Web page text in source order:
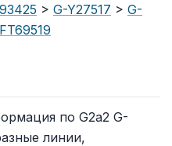
> G-Y27517 > G-
по G2a2 G-
линии,